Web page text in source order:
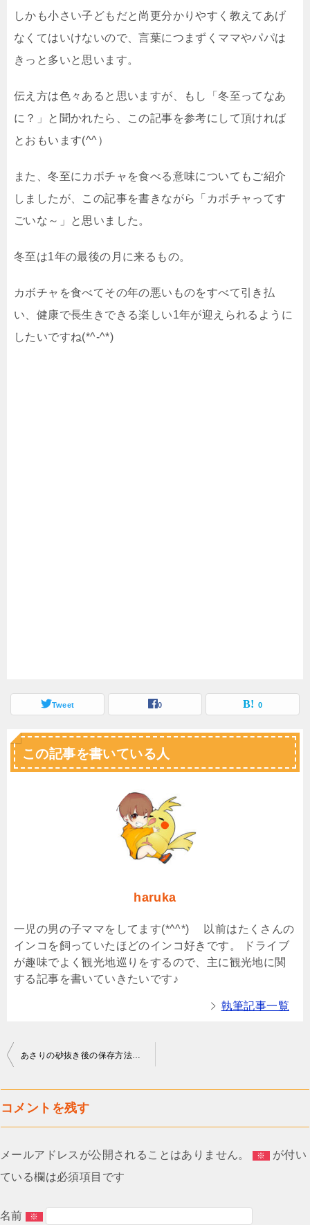
しかも小さい子どもだと尚更分かりやすく教えてあげ
なくてはいけないので、言葉につまずくママやパパは
きっと多いと思います。
伝え方は色々あると思いますが、もし「冬至ってなあ
に？」と聞かれたら、この記事を参考にして頂ければ
とおもいます(^^）
また、冬至にカボチャを食べる意味についてもご紹介
しましたが、この記事を書きながら「カボチャってす
ごいな～」と思いました。
冬至は1年の最後の月に来るもの。
カボチャを食べてその年の悪いものをすべて引き払
い、健康で長生きできる楽しい1年が迎えられるように
したいですね(*^-^*)
Tweet 0 0
この記事を書いている人
haruka
一児の男の子ママをしてます(*^^*) 以前はたくさんの
インコを飼っていたほどのインコ好きです。 ドライブ
が趣味でよく観光地巡りをするので、主に観光地に関
する記事を書いていきたいです♪
執筆記事一覧
投
シ
ョ
あさりの砂抜き後の保存方法は？冷蔵保存や冷凍保存ができる期間はどれぐらい？
コメントを残す
メールアドレスが公開されることはありません。 ※ が付い
ている欄は必須項目です
名前 ※